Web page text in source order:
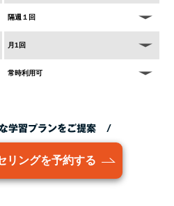
隔週１回
月1回
常時利用可
学習プランをご提案 /
リングを予約する